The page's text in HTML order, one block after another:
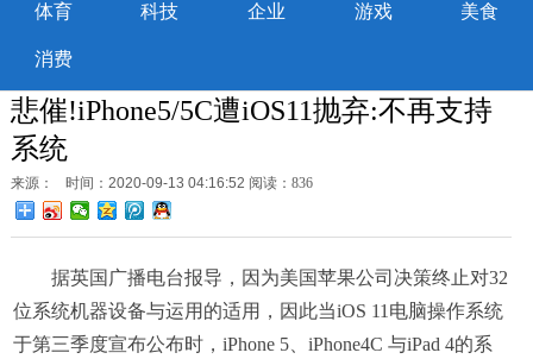
体育 科技 企业 游戏 美食
消费
悲催!iPhone5/5C遭iOS11抛弃:不再支持
系统
来源： 时间：2020-09-13 04:16:52 阅读：836
据英国广播电台报导，因为美国苹果公司决策终止对32
位系统机器设备与运用的适用，因此当iOS 11电脑操作系统
于第三季度宣布公布时，iPhone 5、iPhone4C 与iPad 4的系